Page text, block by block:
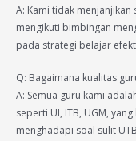
A: Kami tidak
mengikuti bimbingan
pada strategi belajar
Q: Bagaimana kualitas
A: Semua guru kami
seperti UI, ITB, UGM,
menghadapi soal sulit